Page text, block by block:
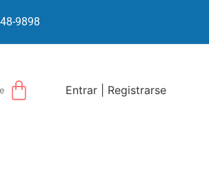
9898
Entrar | Registrarse